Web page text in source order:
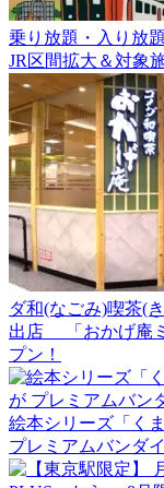
乗り放題・入り放
JR区間拡大＆対象
ダ和(なごみ)喫茶(
出店 「おかげ庵ミ
プン！
絵本シリーズ「く
プレミアムバンダ